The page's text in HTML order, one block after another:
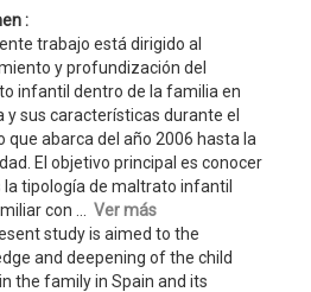
:
trabajo está dirigido al
y profundización del
infantil dentro de la familia en
y sus características durante el
que abarca del año 2006 hasta la
El objetivo principal es conocer
la tipología de maltrato infantil
con ... Ver más
study is aimed to the
and deepening of the child
the family in Spain and its